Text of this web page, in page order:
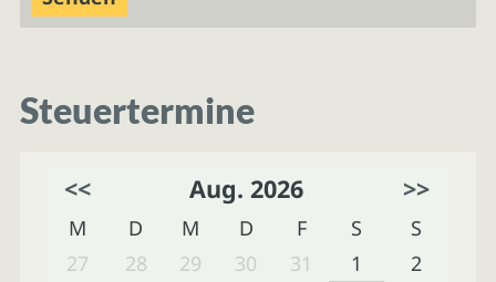
Steuertermine
<< Aug. 2026 >>
M D M D F S
S
27
28 29 30 31 1
2